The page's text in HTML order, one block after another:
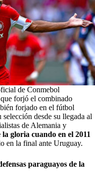
de Conmebol
forjó el combinado
forjado en el fútbol
desde su llegada al
de Alemania y
la gloria cuando en el 2011
en la final ante Uruguay.
paraguayos de la